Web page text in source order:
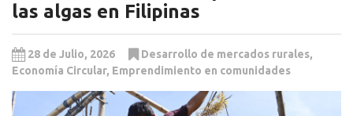
las algas en Filipinas
28 de Julio, 2026 Desarrollo de mercados rurales,
Economía Circular, Emprendimiento en comunidades